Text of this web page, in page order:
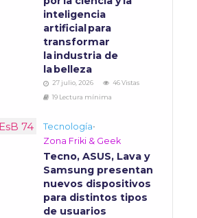
inteligencia
artificial para
transformar
la industria de
la belleza
27 julio, 2026
46 Vistas
19 Lectura mínima
Tecnología•
Zona Friki & Geek
Tecno, ASUS, Lava y
Samsung presentan
nuevos dispositivos
para distintos tipos
de usuarios